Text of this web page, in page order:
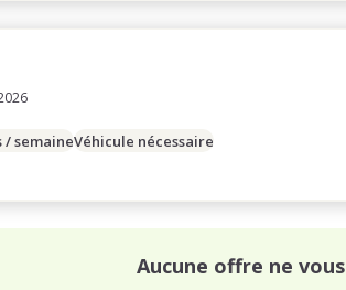
/ semaineVéhicule nécessaire
Aucune offre ne vous